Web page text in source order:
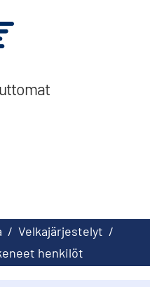
/ Velkajärjestelyt /
henkilöt